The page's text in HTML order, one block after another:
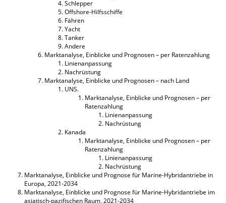
Schlepper
Offshore-Hilfsschiffe
Fähren
Yacht
Tanker
Andere
Marktanalyse, Einblicke und Prognosen – per Ratenzahlung
Linienanpassung
Nachrüstung
Marktanalyse, Einblicke und Prognosen – nach Land
UNS.
Marktanalyse, Einblicke und Prognosen – per
Ratenzahlung
Linienanpassung
Nachrüstung
Kanada
Marktanalyse, Einblicke und Prognosen – per
Ratenzahlung
Linienanpassung
Nachrüstung
Marktanalyse, Einblicke und Prognose für Marine-Hybridantriebe in
Europa, 2021-2034
Marktanalyse, Einblicke und Prognose für Marine-Hybridantriebe im
asiatisch-pazifischen Raum, 2021-2034